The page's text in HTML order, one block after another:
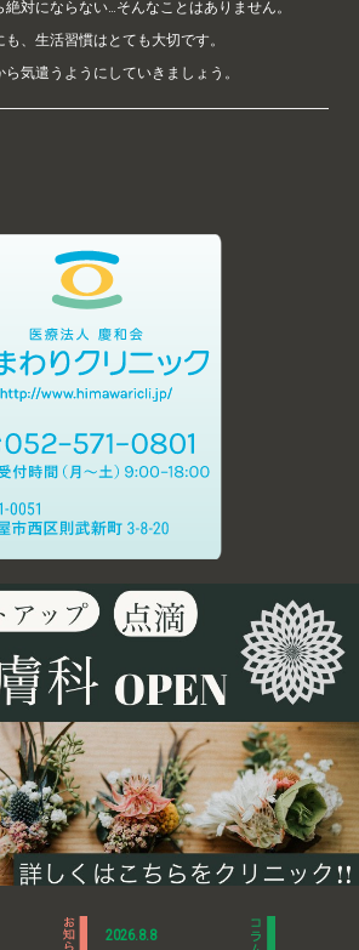
対にならない…そんなことはありません。
、生活習慣はとても大切です。
気遣うようにしていきましょう。
2026.8.8